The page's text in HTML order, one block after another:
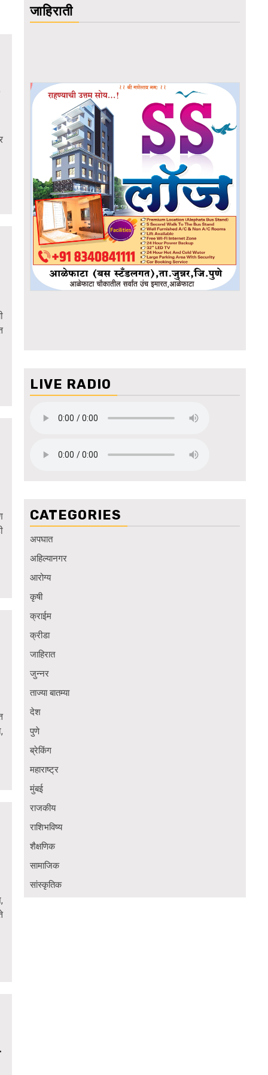
जाहिराती
LIVE RADIO
CATEGORIES
अपघात
अहिल्यानगर
आरोग्य
कृषी
क्राईम
क्रीडा
जाहिरात
जुन्नर
ताज्या बातम्या
देश
पुणे
ब्रेकिंग
महाराष्ट्र
मुंबई
राजकीय
राशिभविष्य
शैक्षणिक
सामाजिक
सांस्कृतिक